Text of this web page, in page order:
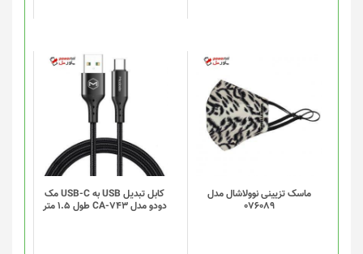
ماسک تزیینی نوولاشال مدل
076089
کابل تبدیل USB به USB-C مک
دودو مدل CA-743 طول 1.5 متر